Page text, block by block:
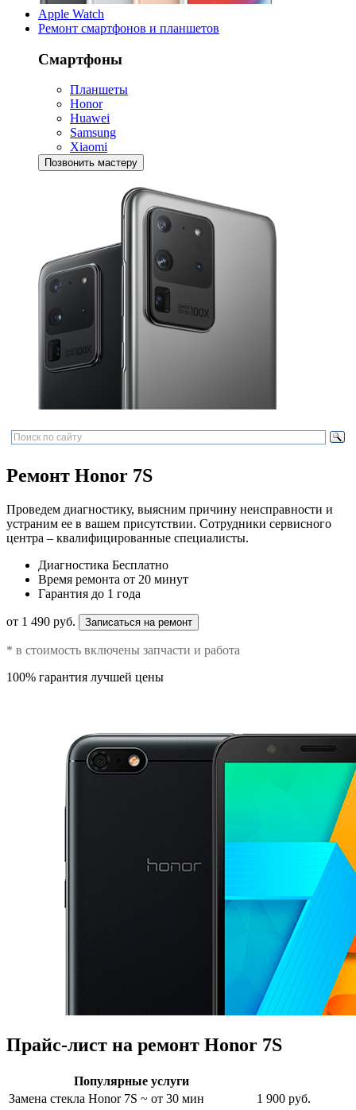
Apple Watch
Ремонт смартфонов и планшетов
Смартфоны
Планшеты
Honor
Huawei
Samsung
Xiaomi
Позвонить мастеру
Ремонт Honor 7S
Проведем диагностику, выясним причину неисправности и
устраним ее в вашем присутствии. Сотрудники сервисного
центра – квалифицированные специалисты.
Диагностика Бесплатно
Время ремонта от 20 минут
Гарантия до 1 года
от 1 490 руб. Записаться на ремонт
* в стоимость включены запчасти и работа
100% гарантия лучшей цены
Прайс-лист на ремонт Honor 7S
Популярные услуги
Замена стекла Honor 7S ~ от 30 мин
1 900 руб.